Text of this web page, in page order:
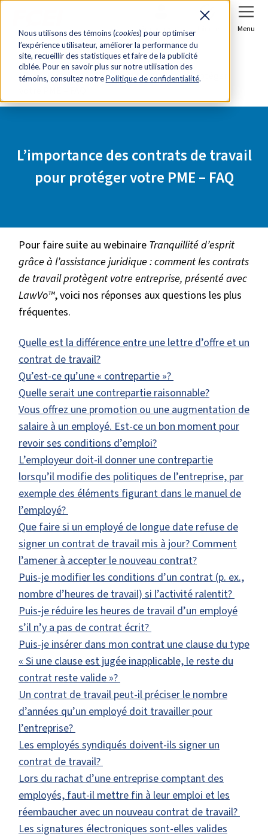
Nous utilisons des témoins (cookies) pour optimiser
l’expérience utilisateur, améliorer la performance du
site, recueillir des statistiques et faire de la publicité
ciblée. Pour en savoir plus sur notre utilisation des
témoins, consultez notrePolitique de confidentialité.
Se connecter Menu
Accueil
Ressources
L’importance des contrats de travail pour protéger
L’importance des contrats de travail
pour protéger votre PME – FAQ
Pour faire suite au webinaire Tranquillité d’esprit
grâce à l’assistance juridique : comment les contrats
de travail protègent votre entreprise, présenté avec
LawVo™, voici nos réponses aux questions les plus
fréquentes.
Quelle est la différence entre une lettre d’offre et un
contrat de travail?
Qu’est-ce qu’une « contrepartie »?
Quelle serait une contrepartie raisonnable?
Vous offrez une promotion ou une augmentation de
salaire à un employé. Est-ce un bon moment pour
revoir ses conditions d’emploi?
L’employeur doit-il donner une contrepartie
lorsqu’il modifie des politiques de l’entreprise, par
exemple des éléments figurant dans le manuel de
l’employé?
Que faire si un employé de longue date refuse de
signer un contrat de travail mis à jour? Comment
l’amener à accepter le nouveau contrat?
Puis-je modifier les conditions d’un contrat (p. ex.,
nombre d’heures de travail) si l’activité ralentit?
Puis-je réduire les heures de travail d’un employé
s’il n’y a pas de contrat écrit?
Puis-je insérer dans mon contrat une clause du type
« Si une clause est jugée inapplicable, le reste du
contrat reste valide »?
Un contrat de travail peut-il préciser le nombre
d’années qu’un employé doit travailler pour
l’entreprise?
Les employés syndiqués doivent-ils signer un
contrat de travail?
Lors du rachat d’une entreprise comptant des
employés, faut-il mettre fin à leur emploi et les
réembaucher avec un nouveau contrat de travail?
Les signatures électroniques sont-elles valides